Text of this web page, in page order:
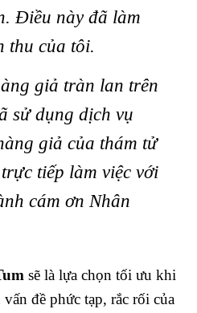
Điều này đã làm
thu của tôi.
giả tràn lan trên
sử dụng dịch vụ
giả của thám tử
tiếp làm việc với
cám ơn Nhân
sẽ là lựa chọn tối ưu khi
đề phức tạp, rắc rối của